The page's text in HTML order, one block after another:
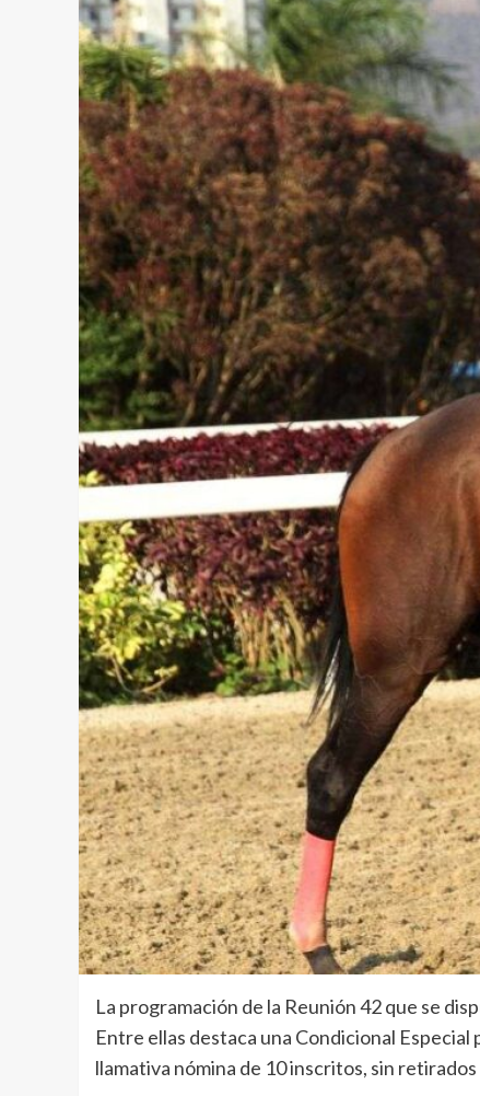
La programación de la Reunión 42 que se
Entre ellas destaca una Condicional
llamativa nómina de 10 inscritos, sin